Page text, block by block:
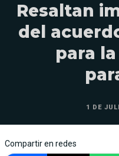
Resaltan
del
para
1 DE
Compartir en redes